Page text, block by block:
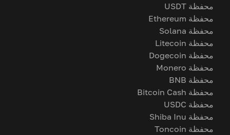
محفظة USDT
محفظة Ethereum
محفظة Solana
محفظة Litecoin
محفظة Dogecoin
محفظة Monero
محفظة BNB
محفظة Bitcoin Cash
محفظة USDC
محفظة Shiba Inu
محفظة Toncoin